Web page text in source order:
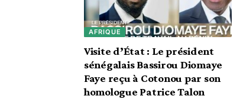
AFRIQUE
Visite d’État : Le président
sénégalais Bassirou Diomaye
Faye reçu à Cotonou par son
homologue Patrice Talon